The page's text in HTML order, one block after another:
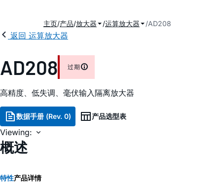
主页 产品 放大器 运算放大器 AD208
返回 运算放大器
AD208 过期
高精度、低失调、毫伏输入隔离放大器
数据手册 (Rev. 0) 产品选型表
Viewing:
概述
特性产品详情